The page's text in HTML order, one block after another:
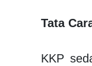
Tata
KKP